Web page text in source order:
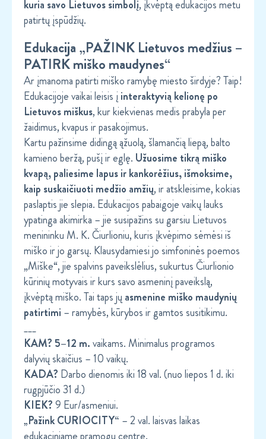
kuria savo Lietuvos simbolį, įkvėptą edukacijos metu
patirtų įspūdžių.
Edukacija „PAŽINK Lietuvos medžius –
PATIRK miško maudynes“
Ar įmanoma patirti miško ramybę miesto širdyje? Taip!
Edukacijoje vaikai leisis į interaktyvią kelionę po
Lietuvos miškus, kur kiekvienas medis prabyla per
žaidimus, kvapus ir pasakojimus.
Kartu pažinsime didingą ąžuolą, šlamančią liepą, balto
kamieno beržą, pušį ir eglę. Užuosime tikrą miško
kvapą, paliesime lapus ir kankorėžius, išmoksime,
kaip suskaičiuoti medžio amžių, ir atskleisime, kokias
paslaptis jie slepia. Edukacijos pabaigoje vaikų lauks
ypatinga akimirka – jie susipažins su garsiu Lietuvos
menininku M. K. Čiurlioniu, kuris įkvėpimo sėmėsi iš
miško ir jo garsų. Klausydamiesi jo simfoninės poemos
„Miške“, jie spalvins paveikslėlius, sukurtus Čiurlionio
kūrinių motyvais ir kurs savo asmeninį paveikslą,
įkvėptą miško. Tai taps jų asmenine miško maudynių
patirtimi – ramybės, kūrybos ir gamtos susitikimu.
___
KAM? 5–12 m.vaikams. Minimalus programos
dalyvių skaičius – 10 vaikų.
KADA? Darbo dienomis iki 18 val. (nuo liepos 1 d. iki
rugpjūčio 31 d.)
KIEK?9 Eur/asmeniui.
„Pažink CURIOCITY“ – 2 val. laisvas laikas